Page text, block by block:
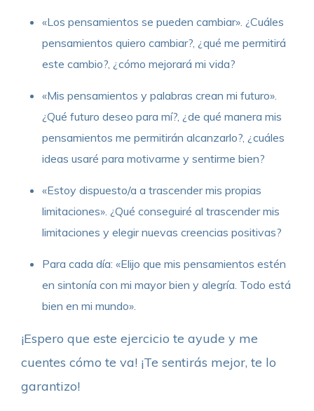
«Los pensamientos se pueden cambiar». ¿Cuáles
pensamientos quiero cambiar?, ¿qué me permitirá
este cambio?, ¿cómo mejorará mi vida?
«Mis pensamientos y palabras crean mi futuro».
¿Qué futuro deseo para mí?, ¿de qué manera mis
pensamientos me permitirán alcanzarlo?, ¿cuáles
ideas usaré para motivarme y sentirme bien?
«Estoy dispuesto/a a trascender mis propias
limitaciones». ¿Qué conseguiré al trascender mis
limitaciones y elegir nuevas creencias positivas?
Para cada día: «Elijo que mis pensamientos estén
en sintonía con mi mayor bien y alegría. Todo está
bien en mi mundo».
¡Espero que este ejercicio te ayude y me
cuentes cómo te va! ¡Te sentirás mejor, te lo
garantizo!